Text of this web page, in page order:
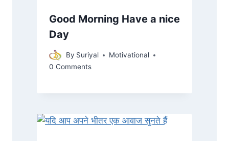
Good Morning Have a nice
Day
By Suriyal
Motivational
0 Comments